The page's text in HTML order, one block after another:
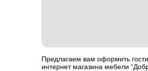
Предлагаем вам оформить
интернет магазина мебели